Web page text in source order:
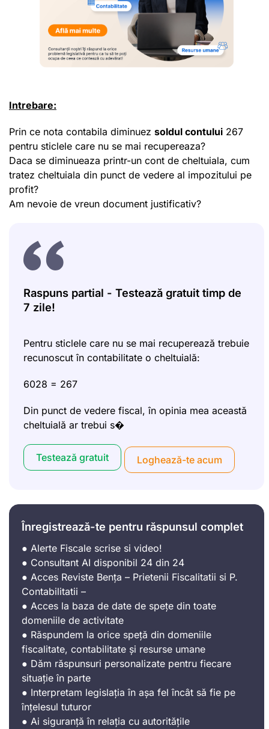
Intrebare:
Prin ce nota contabila diminuez soldul contului 267
pentru sticlele care nu se mai recupereaza?
Daca se diminueaza printr-un cont de cheltuiala, cum
tratez cheltuiala din punct de vedere al impozitului pe
profit?
Am nevoie de vreun document justificativ?
Raspuns partial - Testează gratuit timp de
7 zile!
Pentru sticlele care nu se mai recuperează trebuie
recunoscut în contabilitate o cheltuială:
6028 = 267
Din punct de vedere fiscal, în opinia mea această
cheltuială ar trebui s�
Testează gratuit Loghează-te acum
Înregistrează-te pentru răspunsul complet
● Alerte Fiscale scrise si video!
● Consultant AI disponibil 24 din 24
● Acces Reviste Bența – Prietenii Fiscalitatii si P.
Contabilitatii –
● Acces la baza de date de spețe din toate
domeniile de activitate
● Răspundem la orice speță din domeniile
fiscalitate, contabilitate și resurse umane
● Dăm răspunsuri personalizate pentru fiecare
situație în parte
● Interpretam legislația în așa fel încât să fie pe
înțelesul tuturor
● Ai siguranță în relația cu autoritățile